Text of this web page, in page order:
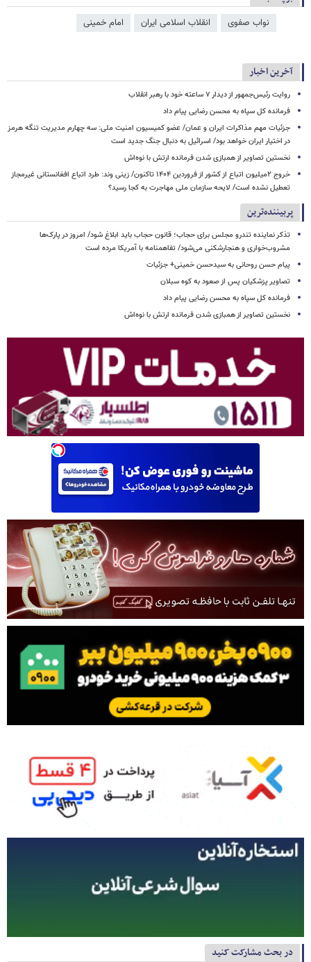
نواب صفوی انقلاب اسلامی ایران امام خمینی
آخرین اخبار
روایت رئیس‌جمهور از دیدار ۷ ساعته خود با رهبر انقلاب
فرمانده کل سپاه به محسن رضایی پیام داد
جزئیات مهم مذاکرات ایران و عمان/ عضو کمیسیون امنیت ملی: سه‌ چهارم مدیریت تنگه هرمز
در اختیار ایران خواهد بود/ اسرائیل به دنبال جنگ جدید است
نخستین تصاویر از همبازی شدن فرمانده ارتش با نوه‌اش
خروج ۲میلیون اتباع از کشور از فروردین ۱۴۰۴ تاکنون/ زینی وند: طرد اتباع افغانستانی غیرمجاز
تعطیل نشده است/ لایحه سازمان ملی مهاجرت به کجا رسید؟
پربیننده‌ترین
تذکر نماینده تندرو مجلس برای حجاب؛ قانون حجاب باید ابلاغ شود/ امروز در پارک‌ها
مشروب‌خواری و هنجارشکنی می‌شود/ تفاهمنامه با آمریکا مرده است
پیام حسن روحانی به سیدحسن خمینی+ جزئیات
تصاویر پزشکیان پس از صعود به کوه سبلان
فرمانده کل سپاه به محسن رضایی پیام داد
نخستین تصاویر از همبازی شدن فرمانده ارتش با نوه‌اش
در بحث مشارکت کنید